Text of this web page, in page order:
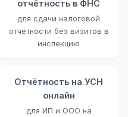
отчётность в ФНС
для сдачи налоговой
отчётности без визитов в
инспекцию
Отчётность на УСН
онлайн
для ИП и ООО на